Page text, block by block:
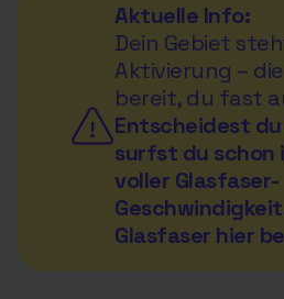
Aktuelle Info:
Dein Gebiet
Aktivierung –
bereit, du fast
Entscheidest
surfst du schon
voller Glasfaser-
Glasfaser hier